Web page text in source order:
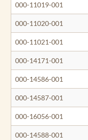
000-11019-001
000-11020-001
000-11021-001
000-14171-001
000-14586-001
000-14587-001
000-16056-001
000-14588-001